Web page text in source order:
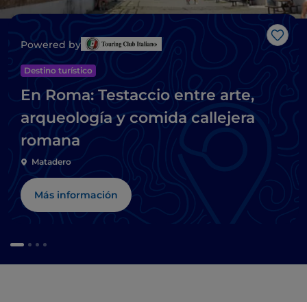
Me
Powered by
Destino turístico
En Roma: Testaccio entre arte,
arqueología y comida callejera
romana
Matadero
Más información